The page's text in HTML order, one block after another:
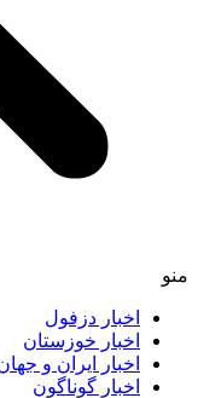
اخبار دزفول
اخبار خوزستان
اخبار ایران و جهان
اخبار گوناگون